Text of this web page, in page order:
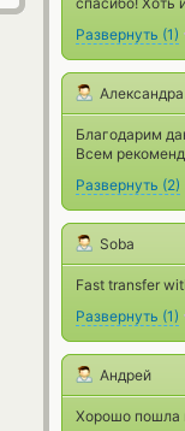
Развернуть (1)
Александра
Благодарим
Всем
Развернуть (2)
Soba
Fast transfer
Развернуть (1)
Андрей
Хорошо пошла